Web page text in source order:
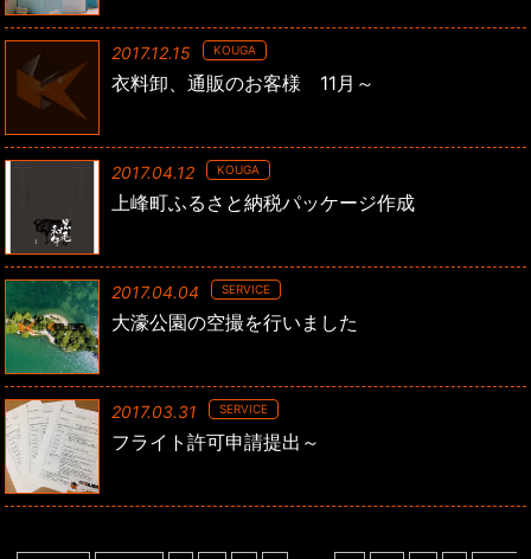
2017.12.15 KOUGA
衣料卸、通販のお客様 11月～
2017.04.12 KOUGA
上峰町ふるさと納税パッケージ作成
2017.04.04 SERVICE
大濠公園の空撮を行いました
2017.03.31 SERVICE
フライト許可申請提出～